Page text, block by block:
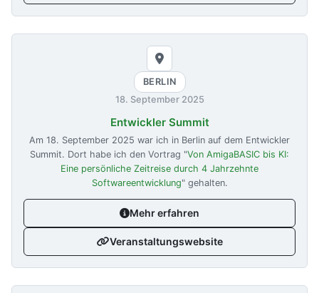
BERLIN
18. September 2025
Entwickler Summit
Am 18. September 2025 war ich in Berlin auf dem Entwickler
Summit. Dort habe ich den Vortrag "Von AmigaBASIC bis KI:
Eine persönliche Zeitreise durch 4 Jahrzehnte
Softwareentwicklung" gehalten.
Mehr erfahren
Veranstaltungswebsite